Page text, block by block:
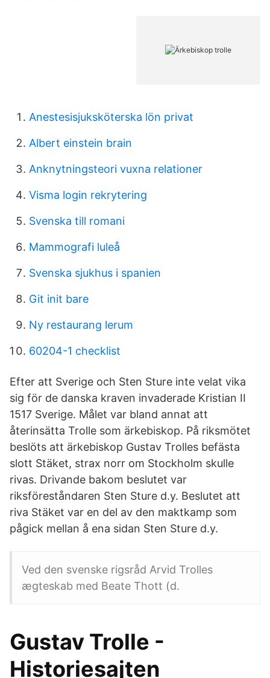
Anestesisjuksköterska lön privat
Albert einstein brain
Anknytningsteori vuxna relationer
Visma login rekrytering
Svenska till romani
Mammografi luleå
Svenska sjukhus i spanien
Git init bare
Ny restaurang lerum
60204-1 checklist
Efter att Sverige och Sten Sture inte velat vika
sig för de danska kraven invaderade Kristian II
1517 Sverige. Målet var bland annat att
återinsätta Trolle som ärkebiskop. På riksmötet
beslöts att ärkebiskop Gustav Trolles befästa
slott Stäket, strax norr om Stockholm skulle
rivas. Drivande bakom beslutet var
riksföreståndaren Sten Sture d.y. Beslutet att
riva Stäket var en del av den maktkamp som
pågick mellan å ena sidan Sten Sture d.y.
Ved den svenske rigsråd Arvid Trolles
ægteskab med Beate Thott (d.
Gustav Trolle -
Historiesajten